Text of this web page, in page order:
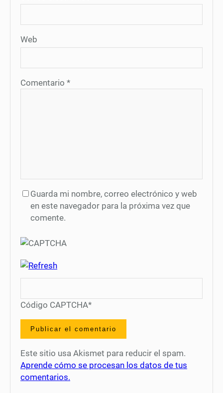
Web
Comentario *
Guarda mi nombre, correo electrónico y web
en este navegador para la próxima vez que
comente.
Código CAPTCHA*
Este sitio usa Akismet para reducir el spam.
Aprende cómo se procesan los datos de tus
comentarios.